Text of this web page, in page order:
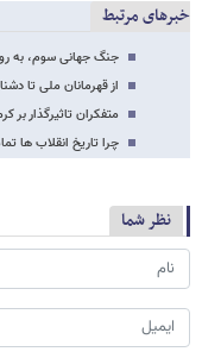
خبرهای مرتبط
جنگ جهانی سوم، به
از قهرمانان ملی تا
متفکران تاثیرگذار
چرا تاریخ انقلاب ها
نظر شما